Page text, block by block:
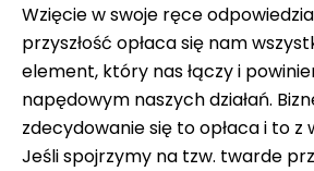
Wzięcie w swoje ręce
przyszłość opłaca się nam
element, który nas łączy i
napędowym naszych działań.
zdecydowanie się to opłaca i to z
Jeśli spojrzymy na tzw. twarde